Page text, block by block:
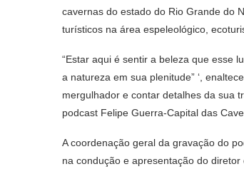
cavernas do estado do Rio Grande do
turísticos na área espeleológico,
“Estar aqui é sentir a beleza que esse
a natureza em sua plenitude” ‘,
mergulhador e contar detalhes da sua
podcast Felipe Guerra-Capital das
A coordenação geral da gravação do
na condução e apresentação do